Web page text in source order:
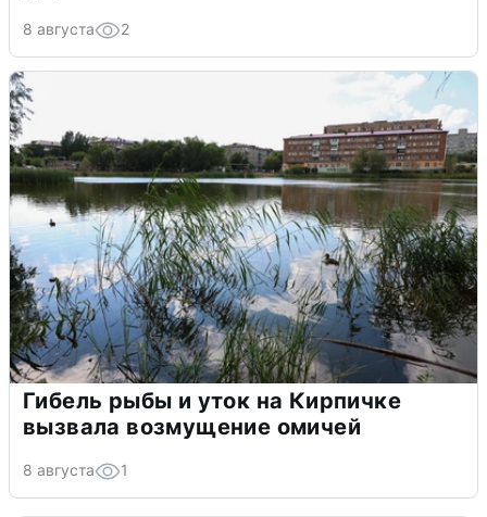
8 августа 2
Гибель рыбы и уток на Кирпичке
вызвала возмущение омичей
8 августа 1